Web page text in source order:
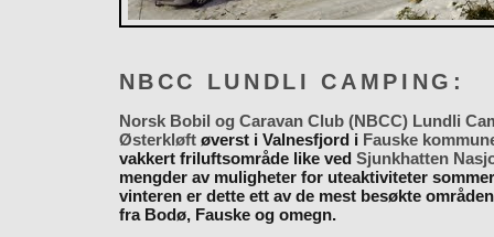
NBCC LUNDLI CAMPING:
Norsk Bobil og Caravan Club (NBCC) Lundli
Østerkløftøverst i Valnesfjord i Fauske
vakkert friluftsområde like ved Sjunkhatten
mengder av muligheter for uteaktiviteter
vinteren er dette ett av de mest besøkte
fra Bodø, Fauske og omegn.